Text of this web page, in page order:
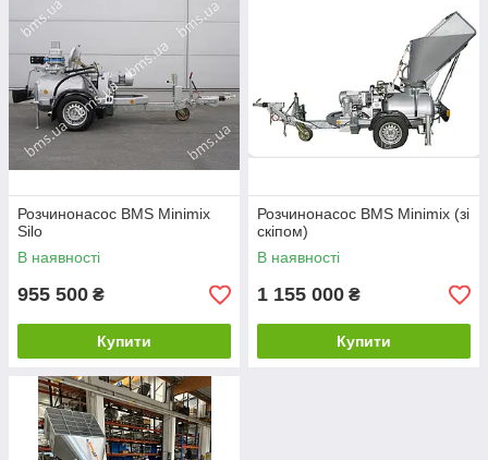
Розчинонасос BMS Minimix
Silo
В наявності
955 500 ₴
Купити
Розчинонасос BMS Minimix (зі
скіпом)
В наявності
1 155 000 ₴
Купити